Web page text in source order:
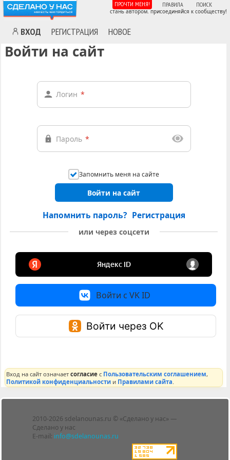
ВХОД РЕГИСТРАЦИЯ НОВОЕ
ПРОЧТИ МЕНЯ! ПРАВИЛА ПОИСК
стань автором. присоединяйся к сообществу!
Войти на сайт
Логин *
Пароль *
Запомнить меня на сайте
Войти на сайт
Напомнить пароль? Регистрация
или через соцсети
Войти с VK ID
Войти через OK
Вход на сайт означаетсогласие с Пользовательским соглашением,
Политикой конфиденциальности и Правилами сайта
2010-2026 sdelanounas.ru © «Сделано у нас» —
Сделано у нас
E-mail: info@sdelanounas.ru
Блоги
Люди
Политика